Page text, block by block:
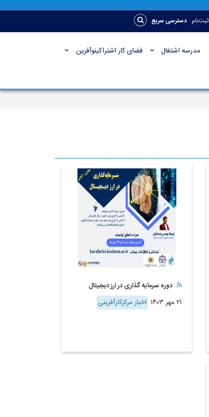
ثبت‌نام دسترسی سریع
مدرسه اشتغال فضای کار اشتراکینوآفرین
دوره سرمایه گذاری در ارز دیجیتال
۲۱ مهر ۱۴۰۳ اخبار مرکزکارآفرینی